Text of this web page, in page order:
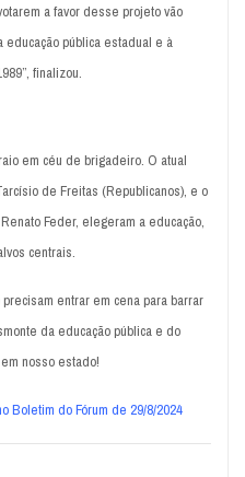
a favor desse projeto vão
pública estadual e à
finalizou.
em céu de brigadeiro. O atual
de Freitas (Republicanos), e o
Feder, elegeram a educação,
centrais.
entrar em cena para barrar
da educação pública e do
nosso estado!
Boletim do Fórum de 29/8/2024